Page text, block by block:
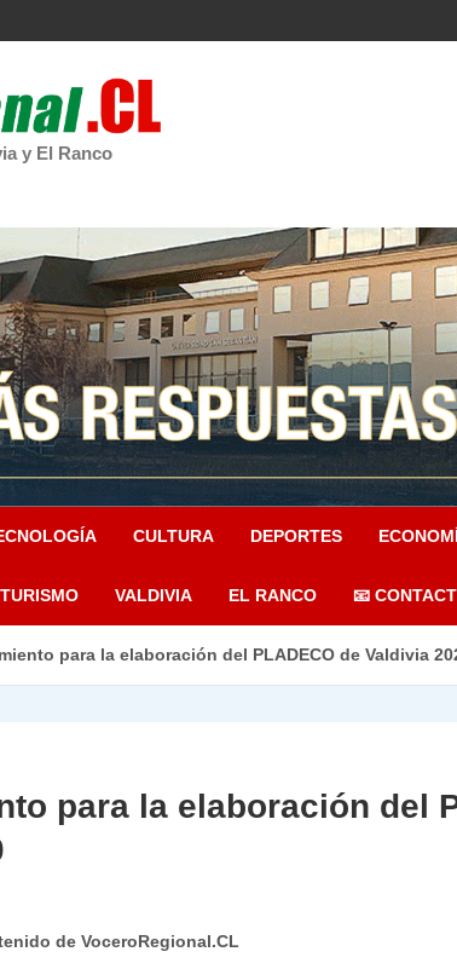
y El Ranco
CULTURA DEPORTES
TURISMO VALDIVIA EL RANCO 📧
para la elaboración del PLADECO de Valdivia
para la elaboración del
de VoceroRegional.CL